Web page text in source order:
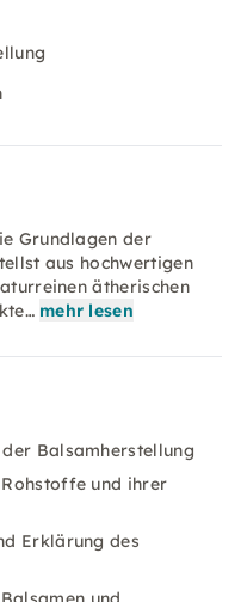
Grundlagen der
aus hochwertigen
ätherischen
mehr lesen
Balsamherstellung
und ihrer
Erklärung des